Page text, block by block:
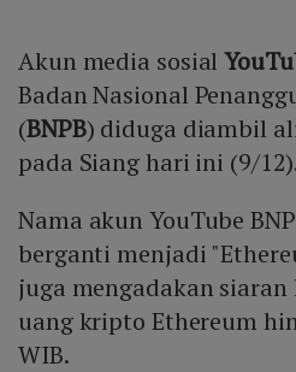
Akun media sosial
Badan Nasional
(BNPB) diduga diambil
pada Siang hari ini (9/
Nama akun YouTube
berganti menjadi
juga mengadakan
uang kripto Ethereum
WIB.